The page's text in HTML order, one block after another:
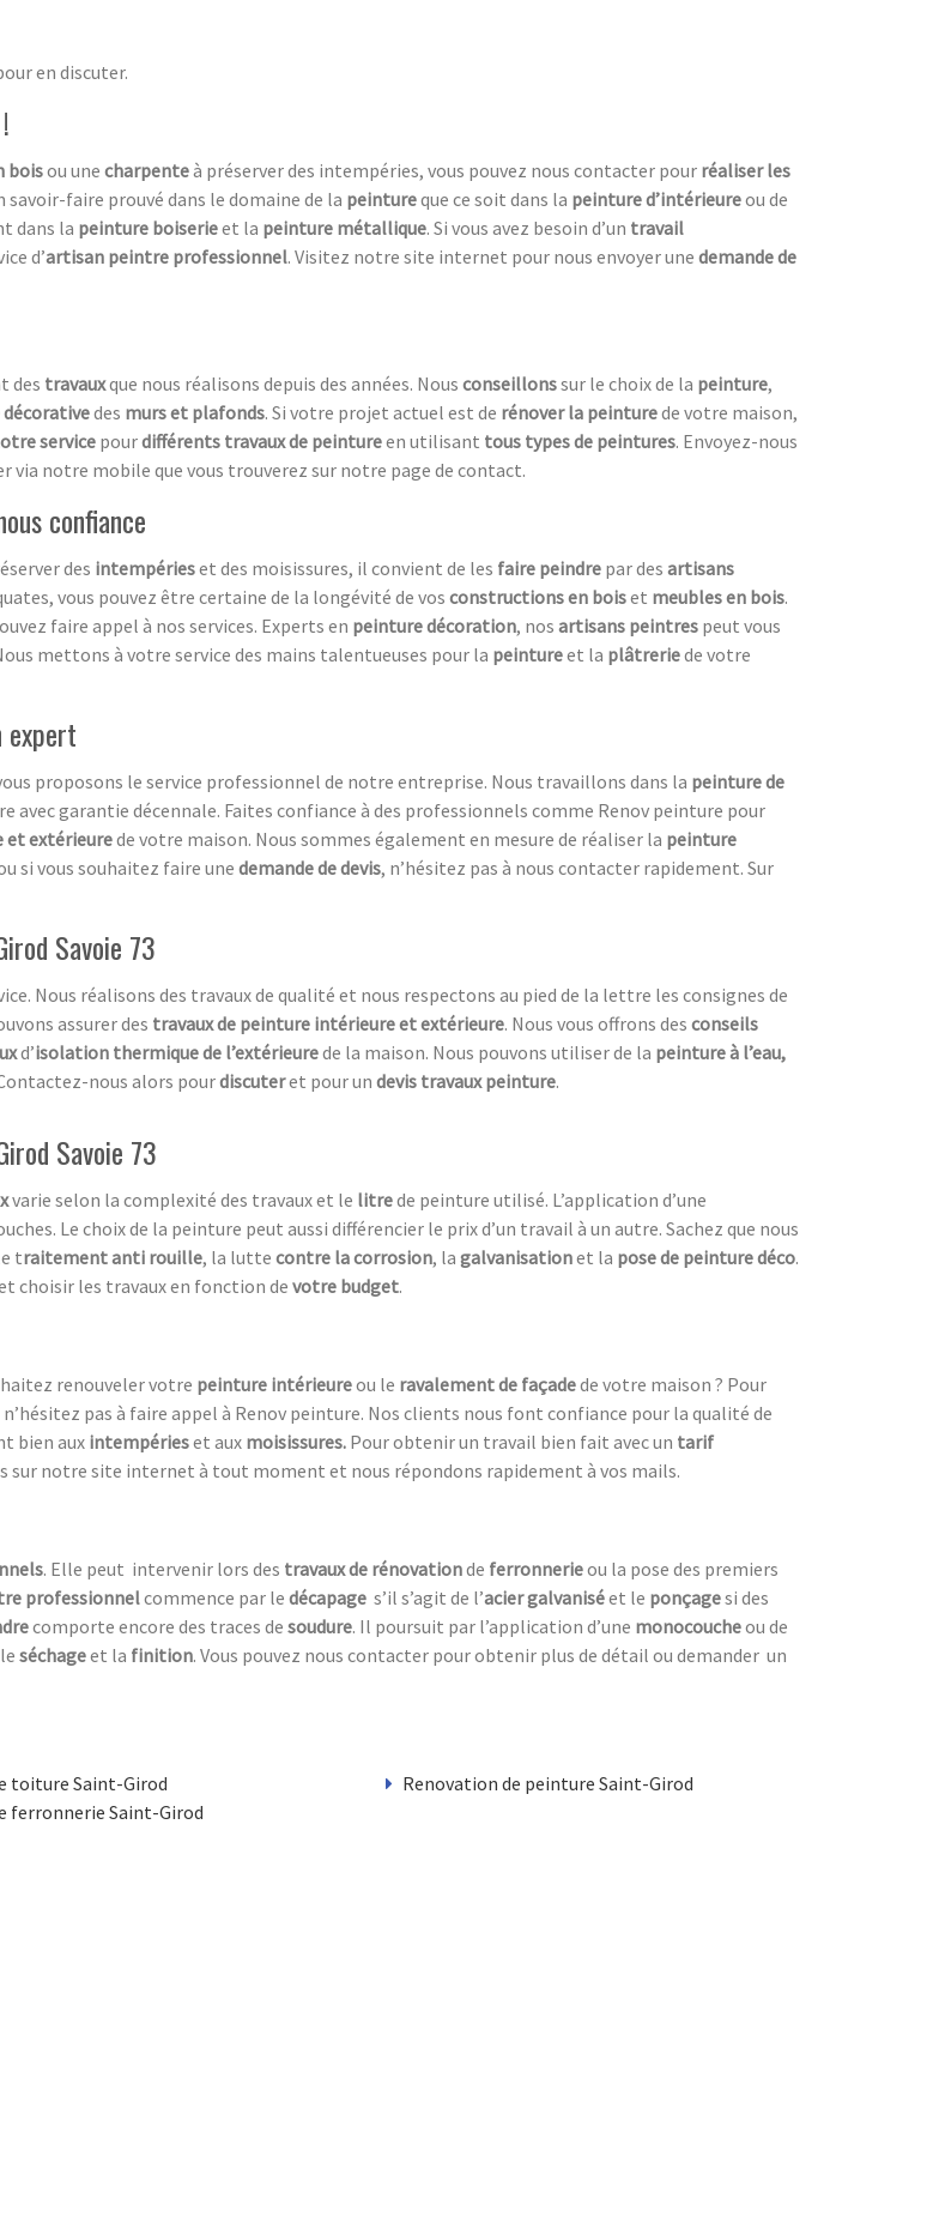
en discuter.
boisou une charpenteà préserver des intempéries, vous pouvez nous contacter pour réaliser les
savoir-faire prouvé dans le domaine de la peintureque ce soit dans la peinture d’intérieureou de
dans la peinture boiserieet la peinture métallique. Si vous avez besoin d’un travail
d’artisan peintre professionnel. Visitez notre site internet pour nous envoyer une demande de
des travauxque nous réalisons depuis des années. Nous conseillonssur le choix de la peinture,
des murs et plafonds. Si votre projet actuel est de rénover la peinturede votre maison,
service pourdifférents travaux de peintureen utilisant tous types de peintures. Envoyez-nous
notre mobile que vous trouverez sur notre page de contact.
confiance
des intempérieset des moisissures, il convient de les faire peindre par des artisans
vous pouvez être certaine de la longévité de vos constructions en boiset meubles en bois.
faire appel à nos services. Experts en peinture décoration, nos artisans peintres peut vous
mettons à votre service des mains talentueuses pour la peintureet la plâtreriede votre
expert
proposons le service professionnel de notre entreprise. Nous travaillons dans la peinture de
avec garantie décennale. Faites confiance à des professionnels comme Renov peinture pour
et extérieurede votre maison. Nous sommes également en mesure de réaliser la peinture
si vous souhaitez faire une demande de devis, n’hésitez pas à nous contacter rapidement. Sur
Savoie 73
Nous réalisons des travaux de qualité et nous respectons au pied de la lettre les consignes de
assurer des travaux de peinture intérieure et extérieure. Nous vous offrons des conseils
d’isolation thermique de l’extérieurede la maison. Nous pouvons utiliser de la peinture à l’eau,
nous alors pourdiscuteret pour un devis travaux peinture.
Savoie 73
varie selon la complexité des travaux et le litrede peinture utilisé. L’application d’une
Le choix de la peinture peut aussi différencier le prix d’un travail à un autre. Sachez que nous
traitement anti rouille, la lutte contre la corrosion, la galvanisationet la pose de peinture déco.
choisir les travaux en fonction devotre budget.
renouveler votre peinture intérieureou le ravalement de façadede votre maison ? Pour
n’hésitez pas à faire appel à Renov peinture. Nos clients nous font confiance pour la qualité de
bien aux intempérieset aux moisissures. Pour obtenir un travail bien fait avec un tarif
sur notre site internet à tout moment et nous répondons rapidement à vos mails.
. Elle peut intervenir lors des travaux de rénovationde ferronnerieou la pose des premiers
professionnelcommence par le décapage s’il s’agit de l’acier galvaniséet le ponçagesi des
comporte encore des traces de soudure. Il poursuit par l’application d’une monocoucheou de
séchageet la finition. Vous pouvez nous contacter pour obtenir plus de détail ou demander un
toiture Saint-Girod
ferronnerie Saint-Girod
Renovation de peinture Saint-Girod